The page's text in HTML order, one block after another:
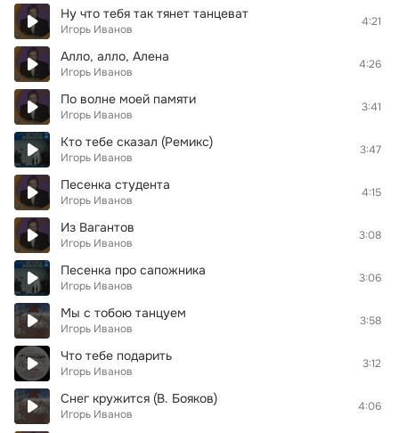
Ну что тебя так тянет танцеват
Игорь Иванов
4:21
Алло, алло, Алена
Игорь Иванов
4:26
По волне моей памяти
Игорь Иванов
3:41
Кто тебе сказал (Ремикс)
Игорь Иванов
3:47
Песенка студента
Игорь Иванов
4:15
Из Вагантов
Игорь Иванов
3:08
Песенка про сапожника
Игорь Иванов
3:06
Мы с тобою танцуем
Игорь Иванов
3:58
Что тебе подарить
Игорь Иванов
3:12
Снег кружится (В. Бояков)
Игорь Иванов
4:06